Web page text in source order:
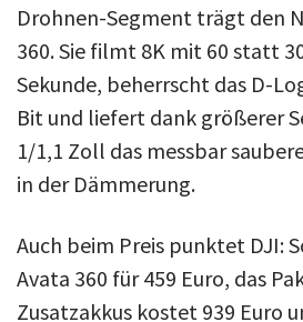
Drohnen-Segment trägt den
360. Sie filmt 8K mit 60 statt
Sekunde, beherrscht das D-
Bit und liefert dank größerer
1/1,1 Zoll das messbar
in der Dämmerung.
Auch beim Preis punktet DJI:
Avata 360 für 459 Euro, das
Zusatzakkus kostet 939 Euro